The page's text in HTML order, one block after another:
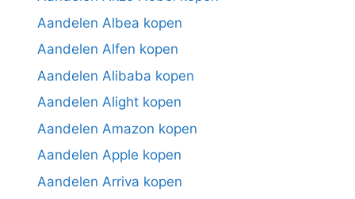
Aandelen Albea kopen
Aandelen Alfen kopen
Aandelen Alibaba kopen
Aandelen Alight kopen
Aandelen Amazon kopen
Aandelen Apple kopen
Aandelen Arriva kopen